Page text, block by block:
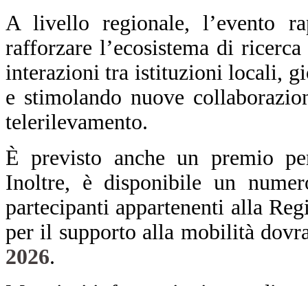
A livello regionale, l’evento
rafforzare l’ecosistema di
interazioni tra istituzioni locali,
e stimolando nuove
telerilevamento.
È previsto anche un premio
Inoltre, è disponibile un
partecipanti appartenenti alla
per il supporto alla mobilità
2026.